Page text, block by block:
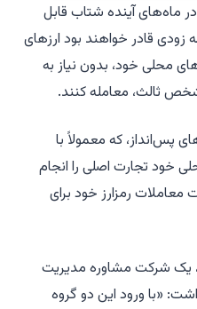
در ماه‌های آینده شتاب قابل
زودی قادر خواهند بود ارزهای
محلی خود، بدون نیاز به
ثالث، معامله کنند.
پس‌انداز، که معمولاً با
خود تجارت اصلی را انجام
معاملات رمزارز خود برای
جولیان اشماینگ، شریک در ZEB، یک شرکت مشاوره مدیریت
«با ورود این دو گروه